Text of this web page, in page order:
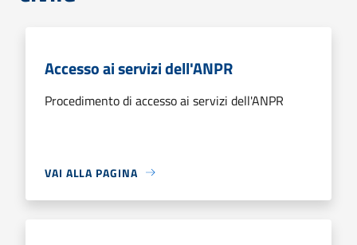
Accesso ai servizi dell'ANPR
Procedimento di accesso ai servizi dell'ANPR
VAI ALLA PAGINA